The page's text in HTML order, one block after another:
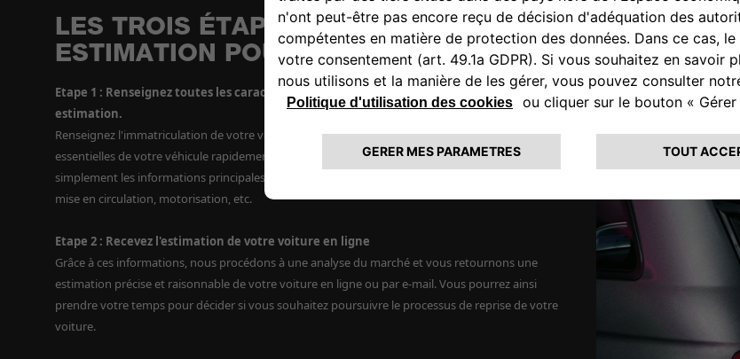
LES TROIS ÉTAPES POUR OBTENIR UNE
ESTIMATION POUR VOTRE VOITURE
Etape 1 : Renseignez toutes les caractéristiques de votre véhicule nécessaires à son
estimation.
Renseignez l'immatriculation de votre véhicule et nous pourrons identifier les caractéristiques
essentielles de votre véhicule rapidement ! Si vous n'avez pas votre immatriculation, remplissez
simplement les informations principales de votre véhicule : marque, modèle, version, année de
mise en circulation, motorisation, etc.
Etape 2 : Recevez l'estimation de votre voiture en ligne
Grâce à ces informations, nous procédons à une analyse du marché et vous retournons une
estimation précise et raisonnable de votre voiture en ligne ou par e-mail. Vous pourrez ainsi
prendre votre temps pour décider si vous souhaitez poursuivre le processus de reprise de votre
voiture.